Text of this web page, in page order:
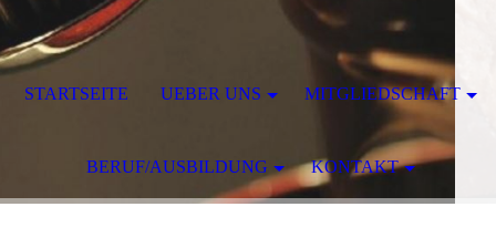
STARTSEITE UEBER UNS MITGLIEDSCHAFT
BERUF/AUSBILDUNG KONTAKT